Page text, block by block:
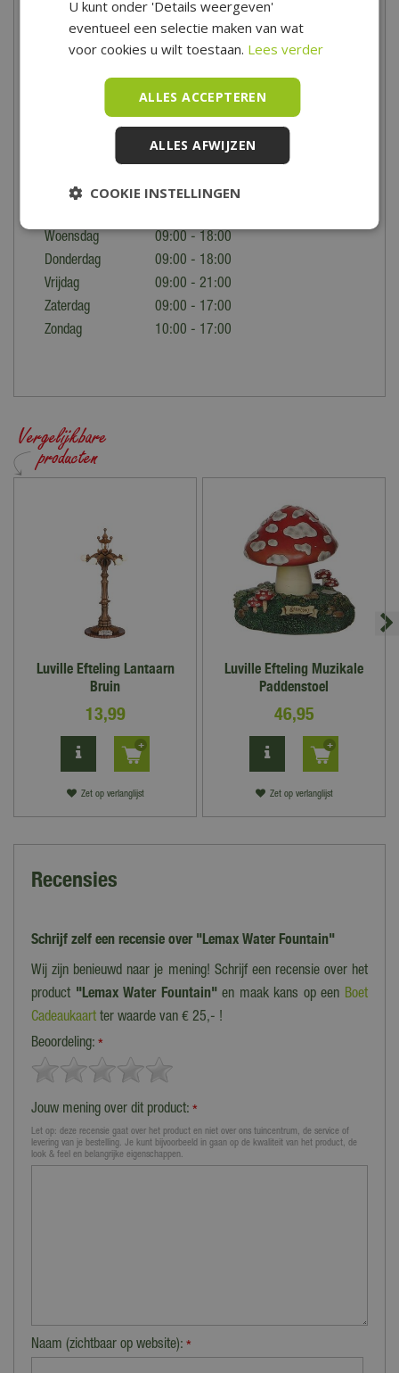
onze winkel in Hoogwoud.
Openingstijden
Tuincentrum De Boet is gelegen in het hart van Noord-Holland,
centraal in een driehoek tussen Hoorn, Schagen en Alkmaar.
Voor de precieze locatie en speciale openingstijden bekijk je
contactpagina
Maandag
09:00 - 18:00
Woensdag
09:00 - 18:00
Donderdag
09:00 - 18:00
Vrijdag
09:00 - 21:00
Zaterdag
09:00 - 17:00
Zondag
10:00 - 17:00
Luville Efteling Lantaarn
Bruin
13,99
Zet op verlanglijst
Luville Efteling Muzikale
Paddenstoel
46,95
Zet op verlanglijst
Recensies
Schrijf zelf een recensie over "Lemax Water Fountain"
Wij zijn benieuwd naar je mening! Schrijf een recensie over het
product "Lemax Water Fountain"en maak kans op een Boet
Cadeaukaart ter waarde van € 25,- !
Beoordeling: *
Jouw mening over dit product: *
Let op: deze recensie gaat over het product en niet over ons tuincentrum, de service of
levering van je bestelling. Je kunt bijvoorbeeld in gaan op de kwaliteit van het product, de
look & feel en belangrijke eigenschappen.
Naam (zichtbaar op website): *
U kunt onder 'Details weergeven'
eventueel een selectie maken van wat
voor cookies u wilt toestaan. Lees verder
ALLES ACCEPTEREN
ALLES AFWIJZEN
COOKIE INSTELLINGEN